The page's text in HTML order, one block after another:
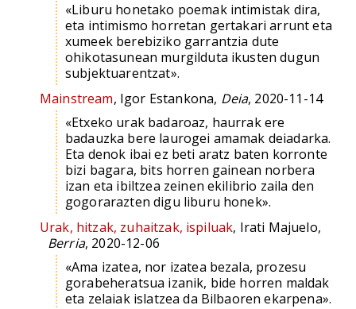
«Liburu honetako poemak intimistak dira,
eta intimismo horretan gertakari arrunt eta
xumeek berebiziko garrantzia dute
ohikotasunean murgilduta ikusten dugun
subjektuarentzat».
Mainstream, Igor Estankona, Deia, 2020-11-14
«Etxeko urak badaroaz, haurrak ere
badauzka bere laurogei amamak deiadarka.
Eta denok ibai ez beti aratz baten korronte
bizi bagara, bits horren gainean norbera
izan eta ibiltzea zeinen ekilibrio zaila den
gogorarazten digu liburu honek».
Urak, hitzak, zuhaitzak, ispiluak, Irati Majuelo,
Berria, 2020-12-06
«Ama izatea, nor izatea bezala, prozesu
gorabeheratsua izanik, bide horren maldak
eta zelaiak islatzea da Bilbaoren ekarpena».